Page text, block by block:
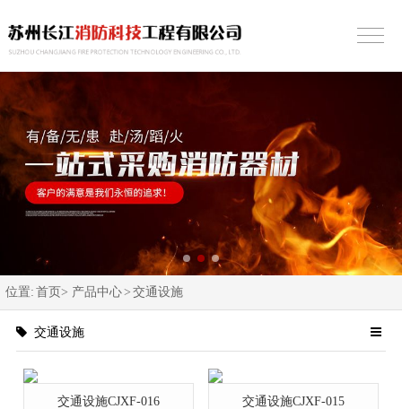
位置: 首页> 产品中心> 交通设施
交通设施
交通设施CJXF-016 交通设施CJXF-015